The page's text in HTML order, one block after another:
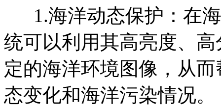
1.海洋动态保护：在海
统可以利用其高亮度、
定的海洋环境图像，从
态变化和海洋污染情况。